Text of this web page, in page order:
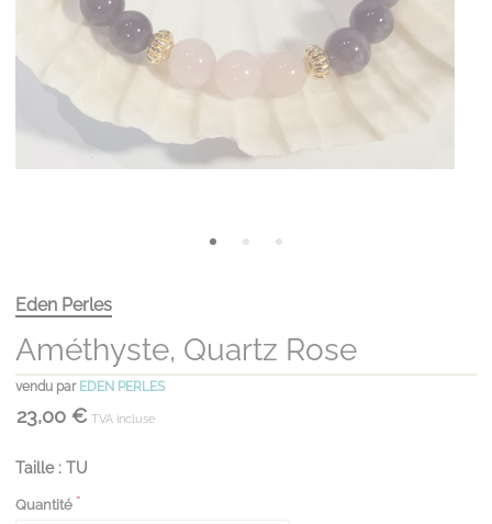
Eden Perles
Améthyste, Quartz Rose
vendu par EDEN PERLES
23,00 € TVA incluse
Taille : TU
Quantité